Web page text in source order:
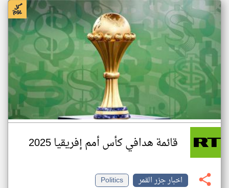
قائمة هدافي كأس أمم إفريقيا 2025
اخبار جزر القمر
Politics